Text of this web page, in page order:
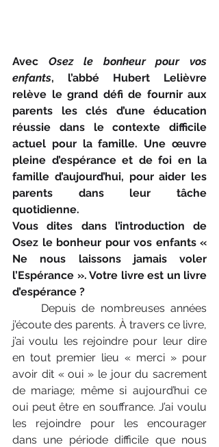
Avec Osez le bonheur pour vos
enfants, l’abbé Hubert Lelièvre
relève le grand défi de fournir aux
parents les clés d’une éducation
réussie dans le contexte difficile
actuel pour la famille. Une œuvre
pleine d’espérance et de foi en la
famille d’aujourd’hui, pour aider les
parents dans leur tâche
quotidienne.
Vous dites dans l’introduction de
Osez le bonheur pour vos enfants «
Ne nous laissons jamais voler
l’Espérance ». Votre livre est un livre
d’espérance ?
j’écoute des parents. À travers ce livre,
j’ai voulu les rejoindre pour leur dire
en tout premier lieu « merci » pour
avoir dit « oui » le jour du sacrement
de mariage; même si aujourd’hui ce
oui peut être en souffrance. J’ai voulu
les rejoindre pour les encourager
dans une période difficile que nous